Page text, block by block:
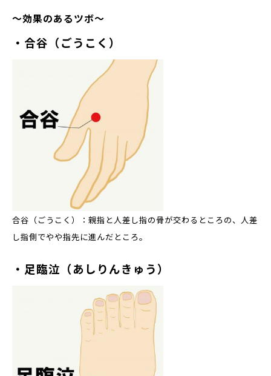
～効果のあるツボ～
・合谷（ごうこく）
合谷（ごうこく）：親指と人差し指の骨が交わるところの、人差
し指側でやや指先に進んだところ。
・足臨泣（あしりんきゅう）